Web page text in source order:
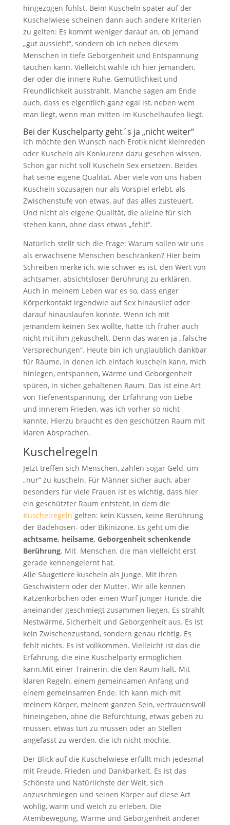
hingezogen fühlst. Beim Kuscheln später auf der
Kuschelwiese scheinen dann auch andere Kriterien
zu gelten: Es kommt weniger darauf an, ob jemand
„gut aussieht“, sondern ob ich neben diesem
Menschen in tiefe Geborgenheit und Entspannung
tauchen kann. Vielleicht wähle ich hier jemanden,
der oder die innere Ruhe, Gemütlichkeit und
Freundlichkeit ausstrahlt. Manche sagen am Ende
auch, dass es eigentlich ganz egal ist, neben wem
man liegt, wenn man mitten im Kuschelhaufen liegt.
Bei der Kuschelparty geht´s ja „nicht weiter“
Ich möchte den Wunsch nach Erotik nicht kleinreden
oder Kuscheln als Konkurenz dazu gesehen wissen.
Schon gar nicht soll Kuscheln Sex ersetzen. Beides
hat seine eigene Qualität. Aber viele von uns haben
Kuscheln sozusagen nur als Vorspiel erlebt, als
Zwischenstufe von etwas, auf das alles zusteuert.
Und nicht als eigene Qualität, die alleine für sich
stehen kann, ohne dass etwas „fehlt“.
Natürlich stellt sich die Frage: Warum sollen wir uns
als erwachsene Menschen beschränken? Hier beim
Schreiben merke ich, wie schwer es ist, den Wert von
achtsamer, absichtsloser Berührung zu erklären.
Auch in meinem Leben war es so, dass enger
Körperkontakt irgendwie auf Sex hinauslief oder
darauf hinauslaufen konnte. Wenn ich mit
jemandem keinen Sex wollte, hätte ich früher auch
nicht mit ihm gekuschelt. Denn das wären ja „falsche
Versprechungen“. Heute bin ich unglaublich dankbar
für Räume, in denen ich einfach kuscheln kann, mich
hinlegen, entspannen, Wärme und Geborgenheit
spüren, in sicher gehaltenen Raum. Das ist eine Art
von Tiefenentspannung, der Erfahrung von Liebe
und innerem Frieden, was ich vorher so nicht
kannte. Hierzu braucht es den geschützen Raum mit
klaren Absprachen.
Kuschelregeln
Jetzt treffen sich Menschen, zahlen sogar Geld, um
„nur“ zu kuscheln. Für Männer sicher auch, aber
besonders für viele Frauen ist es wichtig, dass hier
ein geschützter Raum entsteht, in dem die
Kuschelregeln gelten: kein Küssen, keine Berührung
der Badehosen- oder Bikinizone. Es geht um die
achtsame, heilsame, Geborgenheit schenkende
Berührung. Mit Menschen, die man vielleicht erst
gerade kennengelernt hat.
Alle Säugetiere kuscheln als Junge. Mit ihren
Geschwistern oder der Mutter. Wir alle kennen
Katzenkörbchen oder einen Wurf junger Hunde, die
aneinander geschmiegt zusammen liegen. Es strahlt
Nestwärme, Sicherheit und Geborgenheit aus. Es ist
kein Zwischenzustand, sondern genau richtig. Es
fehlt nichts. Es ist vollkommen. Vielleicht ist das die
Erfahrung, die eine Kuschelparty ermöglichen
kann.Mit einer Trainerin, die den Raum hält. Mit
klaren Regeln, einem gemeinsamen Anfang und
einem gemeinsamen Ende. Ich kann mich mit
meinem Körper, meinem ganzen Sein, vertrauensvoll
hineingeben, ohne die Befürchtung, etwas geben zu
müssen, etwas tun zu müssen oder an Stellen
angefasst zu werden, die ich nicht möchte.
Der Blick auf die Kuschelwiese erfüllt mich jedesmal
mit Freude, Frieden und Dankbarkeit. Es ist das
Schönste und Natürlichste der Welt, sich
anzuschmiegen und seinen Körper auf diese Art
wohlig, warm und weich zu erleben. Die
Atembewegung, Wärme und Geborgenheit anderer